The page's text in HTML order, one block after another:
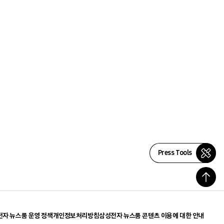
Press Tools
자 뉴스룸 운영 정책개인정보처리방침삼성전자 뉴스룸 콘텐츠 이용에 대한 안내